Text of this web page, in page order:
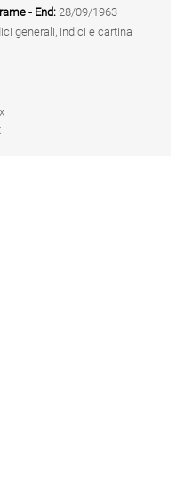
- End: 28/09/1963
generali, indici e cartina